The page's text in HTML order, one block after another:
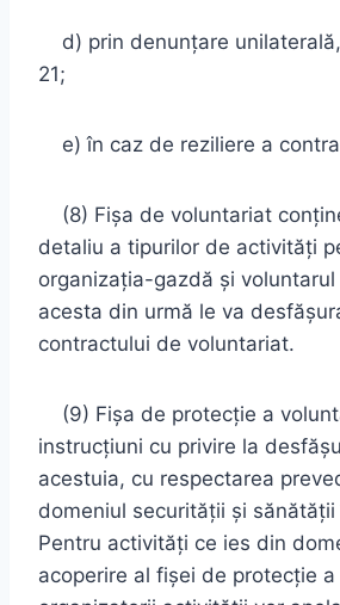
d) prin denunţare
21;
e) în caz de reziliere a
(8) Fişa de voluntariat
detaliu a tipurilor de activităţi
organizaţia-gazdă şi
acesta din urmă le va
contractului de voluntariat.
(9) Fişa de protecţie a
instrucţiuni cu privire la
acestuia, cu respectarea
domeniul securităţii şi sănătăţii
Pentru activităţi ce ies din
acoperire al fişei de protecţie